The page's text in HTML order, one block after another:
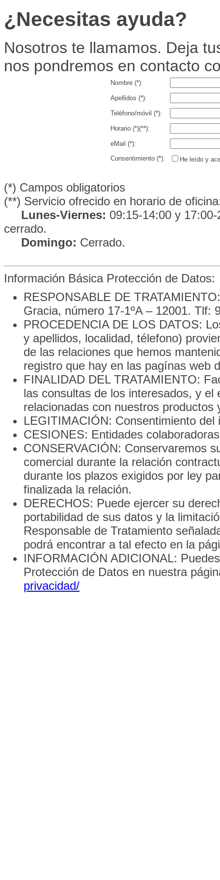
¿Necesitas ayuda?
Nosotros te llamamos. Deja
nos pondremos en contacto
Nombre (*):
Apellidos (*):
Teléfono/móvil (*):
Horario (*)(**):
eMail (*):
Consentimiento (*):
He leído y
(*) Campos obligatorios
(**) Servicio ofrecido en horario de
Lunes-Viernes: 09:15-14:00 y
cerrado.
Domingo: Cerrado.
Información Básica Protección de Datos:
RESPONSABLE DE
Gracia, número 17-1ºA – 12001. Tlf:
PROCEDENCIA DE LOS DATOS:
y apellidos, localidad, télefono)
de las relaciones que hemos
registro que hay en las pagínas web
FINALIDAD DEL TRATAMIENTO:
las consultas de los interesados, y
relacionadas con nuestros productos
LEGITIMACIÓN: Consentimiento del
CESIONES: Entidades
CONSERVACIÓN: Conservaremos
comercial durante la relación
durante los plazos exigidos por ley
finalizada la relación.
DERECHOS: Puede ejercer su
portabilidad de sus datos y la
Responsable de Tratamiento
podrá encontrar a tal efecto en la
INFORMACIÓN ADICIONAL:
Protección de Datos en nuestra
privacidad/